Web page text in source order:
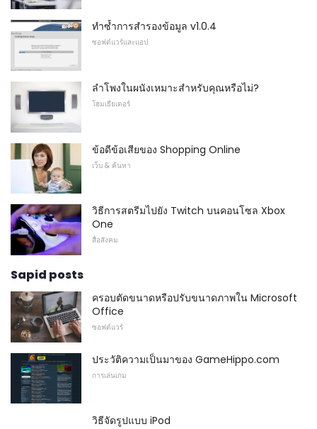
ทำซ้ำการสำรองข้อมูล v1.0.4
ซอฟต์แวร์และแอป
ลำโพงในผนังเหมาะสำหรับคุณหรือไม่?
โฮมเธียเตอร์
ข้อดีข้อเสียของ Shopping Online
เว็บ & ค้นหา
วิธีการสตรีมไปยัง Twitch บนคอนโซล Xbox
One
สื่อสังคม
Sapid posts
ครอบตัดขนาดหรือปรับขนาดภาพใน Microsoft
Office
ซอฟต์แวร์
ประวัติความเป็นมาของ GameHippo.com
การเล่นเกม
วิธีจัดรูปแบบ iPod